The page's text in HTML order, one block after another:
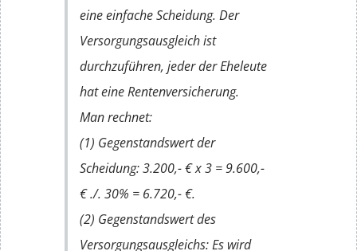
eine einfache Scheidung. Der
Versorgungsausgleich ist
durchzuführen, jeder der Eheleute
hat eine Rentenversicherung.
Man rechnet:
(1) Gegenstandswert der
Scheidung: 3.200,- € x 3 = 9.600,-
€ ./. 30% = 6.720,- €.
(2) Gegenstandswert des
Versorgungsausgleichs: Es wird